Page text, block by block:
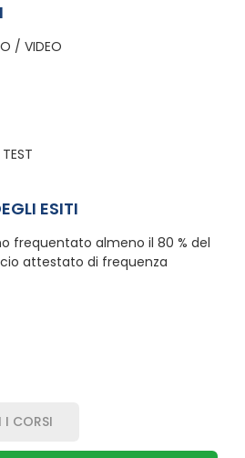
/ VIDEO
ESITI
frequentato almeno il 80 % del
attestato di frequenza
I CORSI